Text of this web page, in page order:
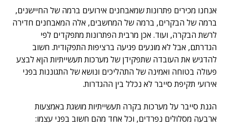
אנחנו מכירים פתרונות שמאבחנים אירועים ברמה של החיישנים,
ברמה של הבקרים, ברמה של המחשבים, אלה המאבחנים חדירה
לרשת הבקרה, ועוד. אכן מרבית הפתרונות מתפקדים לפי
הגדרתם, אבל לא מונעים פגיעה ברציפות התפקודית. חשוב
להדגיש את העובדה שתפקידן של מערכות תעשייתיות הןא לבצע
פעולה בטוחה ואמינה של התהליכים ונושא של התגוננות בפני
אירועי תקיפת סייבר לא נכלל בין ההגדרות.
הגנת סייבר על מערכות בקרה תעשייתיות מושגת באמצעות
ארבעה מסלולים נפרדים, וכל אחד מהם חשוב בפני עצמו: